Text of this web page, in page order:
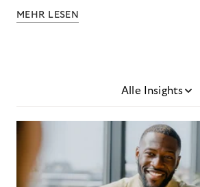
MEHR LESEN
Alle Insights